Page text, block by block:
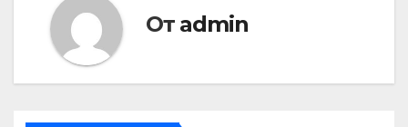
От admin